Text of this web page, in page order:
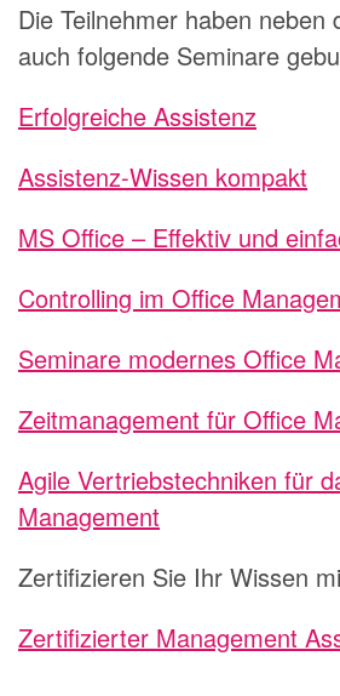
Die Teilnehmer haben neben
auch folgende Seminare
Erfolgreiche Assistenz
Assistenz-Wissen kompakt
MS Office – Effektiv und
Controlling im Office
Seminare modernes Office
Zeitmanagement für Office
Agile Vertriebstechniken für
Management
Zertifizieren Sie Ihr Wissen
Zertifizierter Management